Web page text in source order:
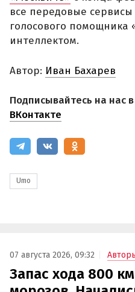
все передовые
голосового помощника
интеллектом.
Автор: Иван Бахарев
Подписывайтесь на нас в
ВКонтакте
Umo
07 августа 2026, 09:32
Запас хода 800